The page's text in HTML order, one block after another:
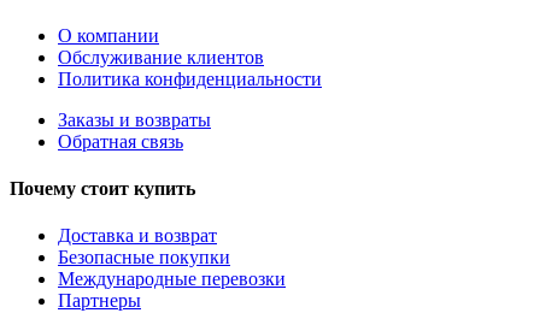
О компании
Обслуживание клиентов
Политика конфиденциальности
Заказы и возвраты
Обратная связь
Почему стоит купить
Доставка и возврат
Безопасные покупки
Международные перевозки
Партнеры